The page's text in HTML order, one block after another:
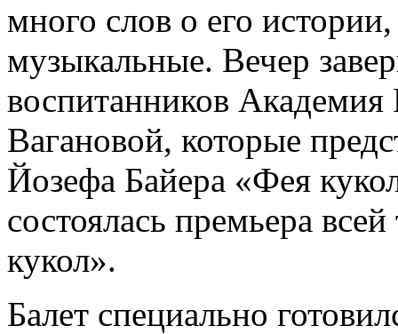
много слов о его
музыкальные. Вечер
воспитанников
Вагановой, которые
Йозефа Байера «Фея
состоялась премьера
кукол».
Балет специально